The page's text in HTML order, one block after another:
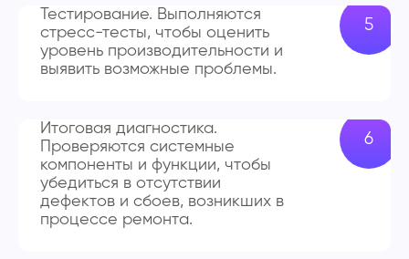
Тестирование. Выполняются
стресс-тесты, чтобы оценить
уровень производительности и
выявить возможные проблемы.
Итоговая диагностика.
Проверяются системные
компоненты и функции, чтобы
убедиться в отсутствии
дефектов и сбоев, возникших в
процессе ремонта.